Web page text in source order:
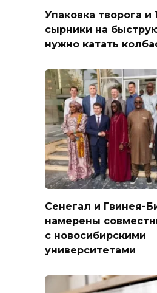
Упаковка творога и
сырники на
нужно катать
Сенегал и Гвинея-
намерены
с новосибирскими
университетами